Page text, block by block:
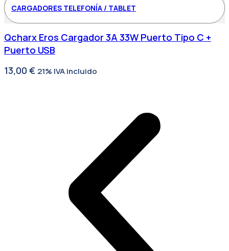
CARGADORES TELEFONÍA / TABLET
Qcharx Eros Cargador 3A 33W Puerto Tipo C +
Puerto USB
13,00 € 21% IVA incluido